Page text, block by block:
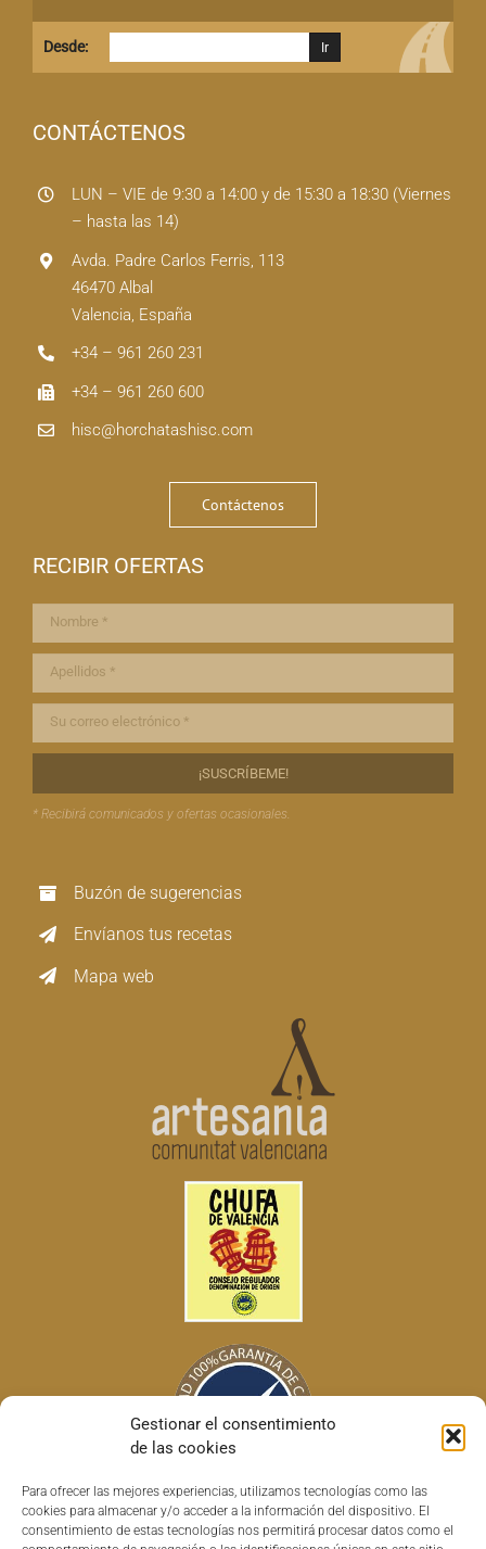
Gestionar el consentimiento
de las cookies
Para ofrecer las mejores experiencias, utilizamos tecnologías como las
cookies para almacenar y/o acceder a la información del dispositivo. El
consentimiento de estas tecnologías nos permitirá procesar datos como el
Desde:
CONTÁCTENOS
LUN – VIE de 9:30 a 14:00 y de 15:30 a 18:30 (Viernes
– hasta las 14)
Avda. Padre Carlos Ferris, 113
46470 Albal
Valencia, España
+34 – 961 260 231
+34 – 961 260 600
hisc@horchatashisc.com
Contáctenos
RECIBIR OFERTAS
* Recibirá comunicados y ofertas ocasionales.
Buzón de sugerencias
Envíanos tus recetas
Mapa web